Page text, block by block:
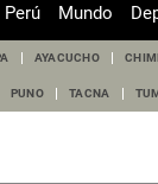
Perú Mundo
AYACUCHO
PUNO TACNA